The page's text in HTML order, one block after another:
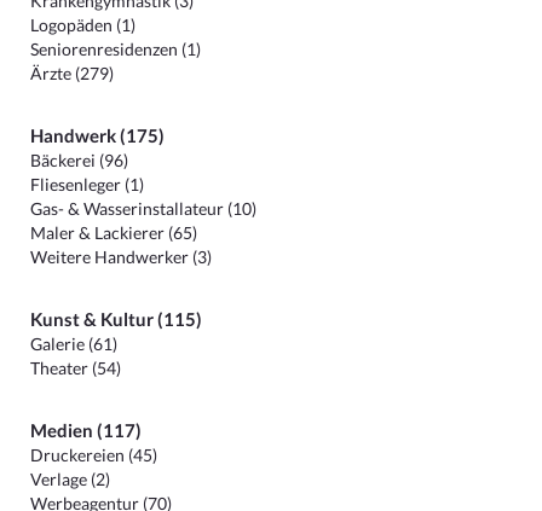
Logopäden (1)
Seniorenresidenzen (1)
Ärzte (279)
Handwerk (175)
Bäckerei (96)
Fliesenleger (1)
Gas- & Wasserinstallateur (10)
Maler & Lackierer (65)
Weitere Handwerker (3)
Kunst & Kultur (115)
Galerie (61)
Theater (54)
Medien (117)
Druckereien (45)
Verlage (2)
Werbeagentur (70)